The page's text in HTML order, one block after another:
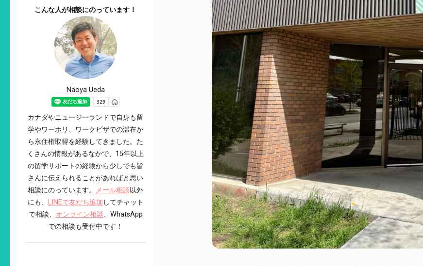
こんな人が相談にのっています！
Naoya Ueda
カナダやニュージーランドで自身も留
学やワーホリ、ワークビザでの滞在か
ら永住権取得を経験してきました。た
くさんの情報があるなかで、15年以上
の留学サポートの経験から少しでも皆
さんに伝えられることがあればと思い
相談にのっています。
メール相談以外
にも、
LINEで友だち追加 してチャット
で相談、 オンライン相談、WhatsApp
での相談も受付中です！